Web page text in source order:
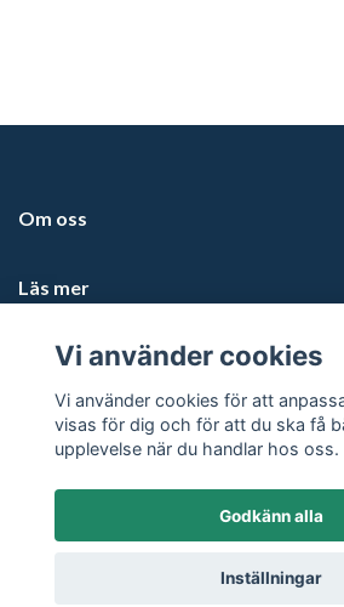
Om oss
Läs mer
Sociala medier
© 2026
Vi använder cookies
Vi använder cookies för att
visas för dig och för att du ska få
upplevelse när du handlar hos oss.
Godkänn alla
Inställningar